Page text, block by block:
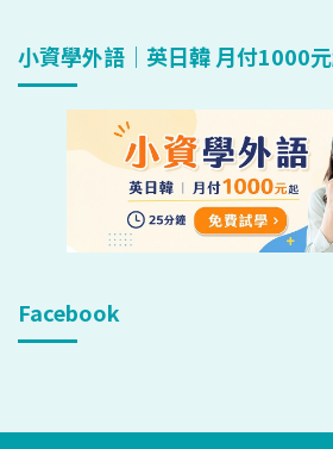
小資學外語｜英日韓 月付1000
Facebook